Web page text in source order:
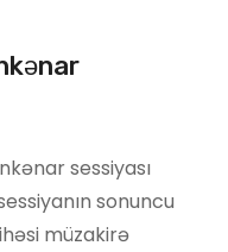
sessiyası
sonuncu
müzakirə